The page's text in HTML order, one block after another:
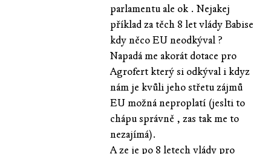
parlamentu ale ok . Nejakej
příklad za těch 8 let vlády Babise
kdy něco EU neodkýval ?
Napadá me akorát dotace pro
Agrofert který si odkýval i kdyz
nám je kvůli jeho střetu zájmů
EU možná neproplatí (jeslti to
chápu správně , zas tak me to
nezajímá).
A ze je po 8 letech vlády pro